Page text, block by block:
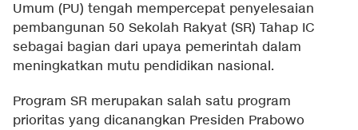
Umum (PU) tengah mempercepat penyelesaian
pembangunan 50 Sekolah Rakyat (SR) Tahap IC
sebagai bagian dari upaya pemerintah dalam
meningkatkan mutu pendidikan nasional.
Program SR merupakan salah satu program
prioritas yang dicanangkan Presiden Prabowo